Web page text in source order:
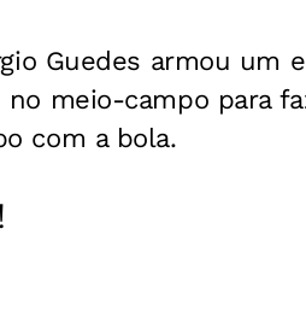
Guedes armou um
meio-campo para
com a bola.